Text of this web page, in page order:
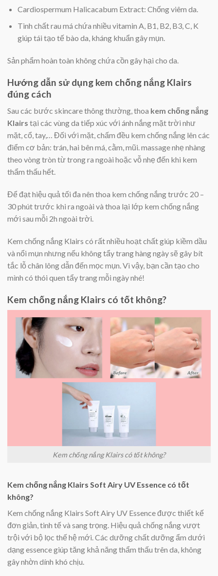
Cardiospermum Halicacabum Extract: Chống viêm da.
Tinh chất rau má chứa nhiều vitamin A, B1, B2, B3, C, K
giúp tái tạo tế bào da, kháng khuẩn gây mụn.
Sản phẩm hoàn toàn không chứa cồn gây hại cho da.
Hướng dẫn sử dụng kem chống nắng Klairs
đúng cách
Sau các bước skincare thông thường, thoa kem chống nắng
Klairs tại các vùng da tiếp xúc với ánh nắng mặt trời như
mặt, cổ, tay,… Đối với mặt, chấm đều kem chống nắng lên các
điểm cơ bản: trán, hai bên má, cằm, mũi. massage nhẹ nhàng
theo vòng tròn từ trong ra ngoài hoặc vỗ nhẹ đến khi kem
thẩm thấu hết.
Để đạt hiệu quả tối đa nên thoa kem chống nắng trước 20 –
30 phút trước khi ra ngoài và thoa lại lớp kem chống nắng
mới sau mỗi 2h ngoài trời.
Kem chống nắng Klairs có rất nhiều hoạt chất giúp kiềm dầu
và nổi mụn nhưng nếu không tẩy trang hàng ngày sẽ gây bít
tắc lỗ chân lông dẫn đến mọc mụn. Vì vậy, bạn cần tạo cho
mình có thói quen tẩy trang mỗi ngày nhé!
Kem chống nắng Klairs có tốt không?
Kem chống nắng Klairs có tốt không?
Kem chống nắng Klairs Soft Airy UV Essence có tốt
không?
Kem chống nắng Klairs Soft Airy UV Essence được thiết kế
đơn giản, tinh tế và sang trọng. Hiệu quả chống nắng vượt
trội với bộ lọc thế hệ mới. Các dưỡng chất dưỡng ẩm dưới
dạng essence giúp tăng khả năng thẩm thấu trên da, không
gây nhờn dính khó chịu.